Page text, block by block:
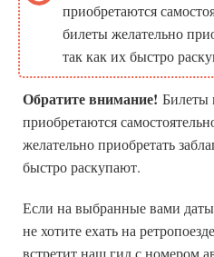
приобретаются
билеты желательно
так как их быстро
Обратите внимание! Билеты
приобретаются
желательно приобретать
быстро раскупают.
Если на выбранные вами
не хотите ехать на
встретит наш гид с номером